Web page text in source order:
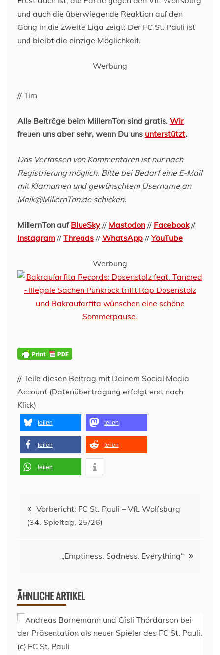
und auch die überwiegende Reaktion auf den
Gang in die zweite Liga zeigt: Der FC St. Pauli ist
und bleibt die einzige Möglichkeit.
Werbung
// Tim
Alle Beiträge beim MillernTon sind gratis. Wir
freuen uns aber sehr, wenn Du uns unterstützt.
Das Verfassen von Kommentaren ist nur nach
Registrierung möglich. Bitte bei Bedarf eine E-Mail
mit Klarnamen und gewünschtem Username an
Maik@MillernTon.de schicken.
MillernTon auf BlueSky // Mastodon // Facebook//
Instagram // Threads // WhatsApp //YouTube
Werbung
// Teile diesen Beitrag mit Deinem Social Media
Account (Datenübertragung erfolgt erst nach
Klick)
teilen teilen
teilen teilen
teilen
Beitragsnavigation
Vorbericht: FC St. Pauli – VfL Wolfsburg
(34. Spieltag, 25/26)
„Emptiness. Sadness. Everything“
ÄHNLICHE ARTIKEL